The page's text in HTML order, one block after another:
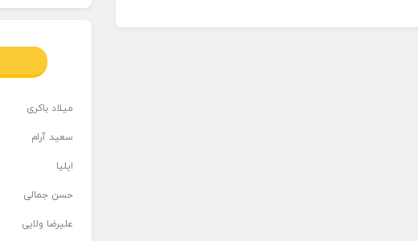
میلاد باکری
سعید آرام
ایلیا
حسن جمالی
علیرضا ولایی